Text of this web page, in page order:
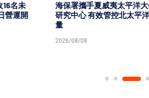
海保署攜手夏威夷太平洋大學海廢
研究中心 有效管控北太平洋海廢數
2026/08/08